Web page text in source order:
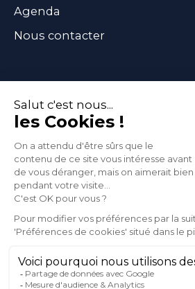
Agenda
Nous contacter
Abonnez-vous
à notre newsletter
Informations légales
Confidentialité